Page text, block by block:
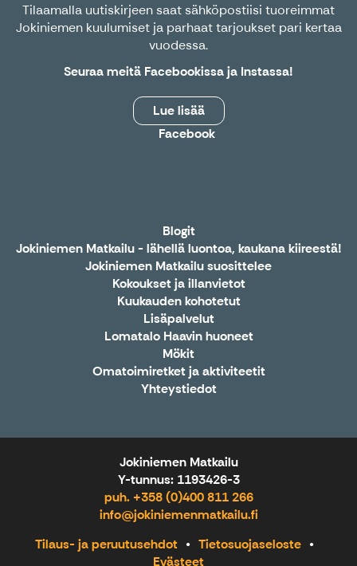
Tilaamalla uutiskirjeen saat sähköpostiisi tuoreimmat
Jokiniemen kuulumiset ja parhaat tarjoukset pari kertaa
vuodessa.
Seuraa meitä Facebookissaja Instassa!
Lue lisää
Facebook
Blogit
Jokiniemen Matkailu - lähellä luontoa, kaukana kiireestä!
Jokiniemen Matkailu suosittelee
Kokoukset ja illanvietot
Kuukauden kohotetut
Lisäpalvelut
Lomatalo Haavin huoneet
Mökit
Omatoimiretket ja aktiviteetit
Yhteystiedot
Jokiniemen Matkailu
Y-tunnus: 1193426-3
puh. +358 (0)400 811 266
info@jokiniemenmatkailu.fi
Tilaus- ja peruutusehdot
Tietosuojaseloste
Evästeet